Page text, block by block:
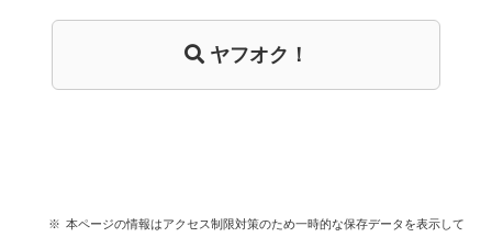
ヤフオク！
本ページの情報はアクセス制限対策のため一時的な保存データを表示して